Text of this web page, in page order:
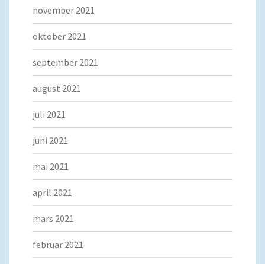
november 2021
oktober 2021
september 2021
august 2021
juli 2021
juni 2021
mai 2021
april 2021
mars 2021
februar 2021